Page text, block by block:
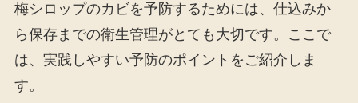
梅シロップのカビを予防するためには、仕込みか
ら保存までの衛生管理がとても大切です。ここで
は、実践しやすい予防のポイントをご紹介しま
す。